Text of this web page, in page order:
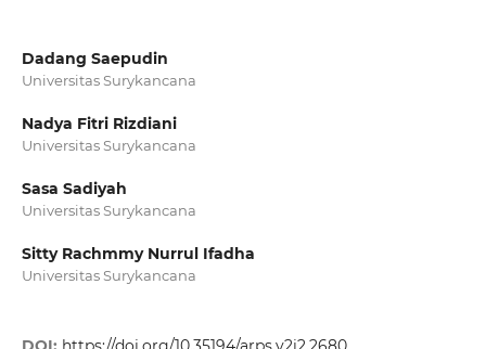
Dadang Saepudin
Universitas Surykancana
Nadya Fitri Rizdiani
Universitas Surykancana
Sasa Sadiyah
Universitas Surykancana
Sitty Rachmmy Nurrul Ifadha
Universitas Surykancana